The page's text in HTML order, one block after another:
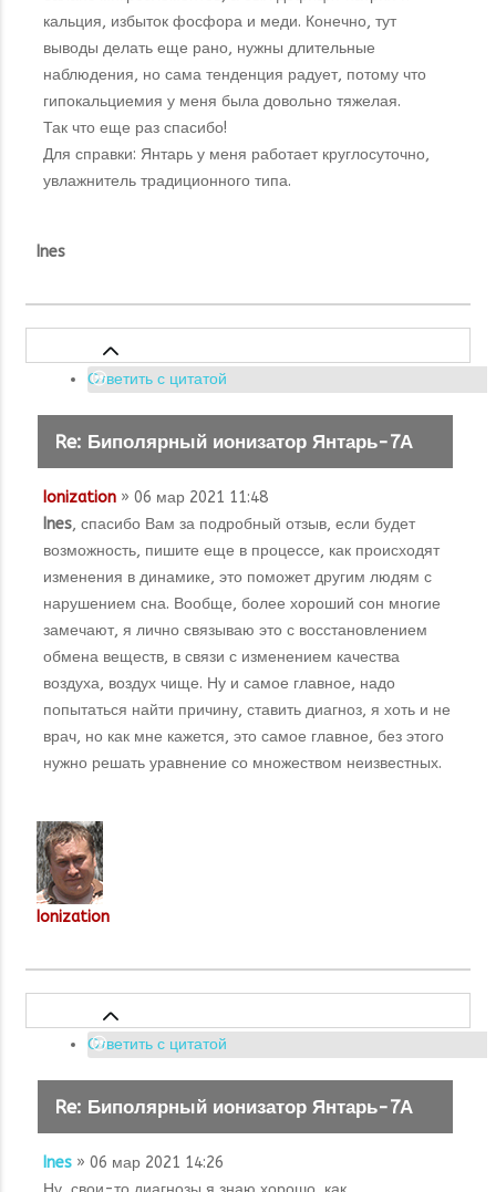
кальция, избыток фосфора и меди. Конечно, тут
выводы делать еще рано, нужны длительные
наблюдения, но сама тенденция радует, потому что
гипокальциемия у меня была довольно тяжелая.
Так что еще раз спасибо!
Для справки: Янтарь у меня работает круглосуточно,
увлажнитель традиционного типа.
Ines
Ответить с цитатой
Re: Биполярный ионизатор Янтарь-7А
Ionization » 06 мар 2021 11:48
Ines, спасибо Вам за подробный отзыв, если будет
возможность, пишите еще в процессе, как происходят
изменения в динамике, это поможет другим людям с
нарушением сна. Вообще, более хороший сон многие
замечают, я лично связываю это с восстановлением
обмена веществ, в связи с изменением качества
воздуха, воздух чище. Ну и самое главное, надо
попытаться найти причину, ставить диагноз, я хоть и не
врач, но как мне кажется, это самое главное, без этого
нужно решать уравнение со множеством неизвестных.
Ionization
Ответить с цитатой
Re: Биполярный ионизатор Янтарь-7А
Ines » 06 мар 2021 14:26